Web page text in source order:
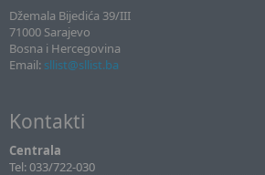
Džemala Bijedića 39/III
71000 Sarajevo
Bosna i Hercegovina
Email: sllist@sllist.ba
Kontakti
Centrala
Tel: 033/722-030